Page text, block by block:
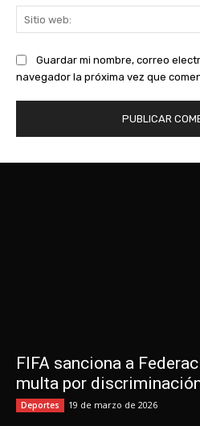
Guardar mi nombre, correo
navegador la próxima vez que
FIFA sanciona a
multa por
Deportes 19 de marzo de 2026